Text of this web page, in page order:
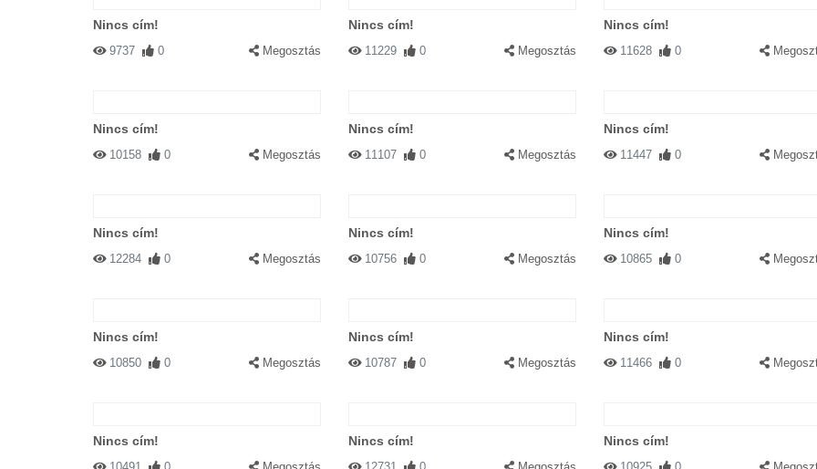
Nincs cím!
9737 0 Megosztás
Nincs cím!
11229 0 Megosztás
Nincs cím!
11628 0
Nincs cím!
10158 0 Megosztás
Nincs cím!
11107 0 Megosztás
Nincs cím!
11447 0
Nincs cím!
12284 0 Megosztás
Nincs cím!
10756 0 Megosztás
Nincs cím!
10865 0
Nincs cím!
10850 0 Megosztás
Nincs cím!
10787 0 Megosztás
Nincs cím!
11466 0
Nincs cím! Nincs cím! Nincs cím!